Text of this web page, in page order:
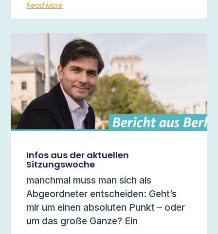
Read More
Infos aus der aktuellen
Sitzungswoche
manchmal muss man sich als
Abgeordneter entscheiden: Geht’s
mir um einen absoluten Punkt – oder
um das große Ganze? Ein